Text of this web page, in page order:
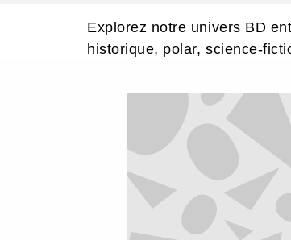
Explorez notre univers BD
historique, polar, science-